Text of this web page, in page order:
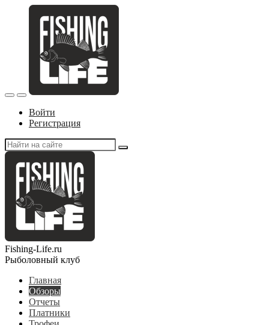
Войти
Регистрация
Fishing-Life.ru
Рыболовный клуб
Главная
Обзоры
Отчеты
Платники